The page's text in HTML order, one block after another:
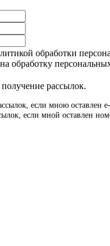
обработки
на обработку
рассылок.
если мною оставлен
если мной оставлен